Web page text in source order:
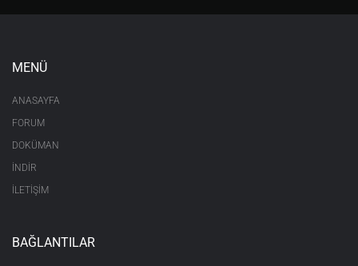
MENÜ
ANASAYFA
FORUM
DOKÜMAN
İNDİR
İLETİŞİM
BAĞLANTILAR